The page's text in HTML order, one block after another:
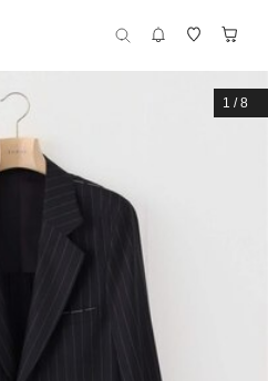
1 /8